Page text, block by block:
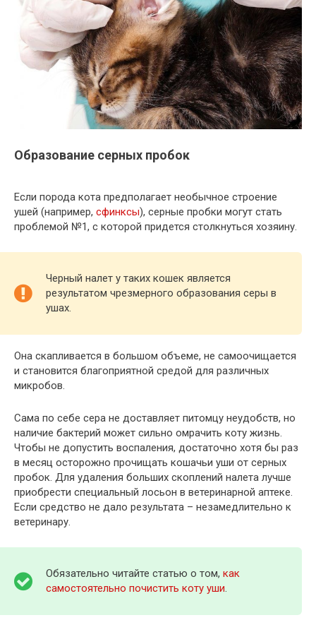
Образование серных пробок
Если порода кота предполагает необычное строение
ушей (например, сфинксы), серные пробки могут стать
проблемой №1, с которой придется столкнуться хозяину.
Черный налет у таких кошек является
результатом чрезмерного образования серы в
ушах.
Она скапливается в большом объеме, не самоочищается
и становится благоприятной средой для различных
микробов.
Сама по себе сера не доставляет питомцу неудобств, но
наличие бактерий может сильно омрачить коту жизнь.
Чтобы не допустить воспаления, достаточно хотя бы раз
в месяц осторожно прочищать кошачьи уши от серных
пробок. Для удаления больших скоплений налета лучше
приобрести специальный лосьон в ветеринарной аптеке.
Если средство не дало результата – незамедлительно к
ветеринару.
Обязательно читайте статью о том, как
самостоятельно почистить коту уши.